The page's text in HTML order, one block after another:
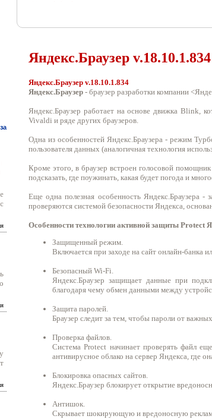
Яндекс.Браузер v.18.10.1.834
Яндекс.Браузер v.18.10.1.834
Яндекс.Браузер - браузер разработки компании
Яндекс.Браузер работает на основе движка Blink,
Vivaldi и ряде других браузеров.
Одна из особенностей Яндекс.Браузера - режим
пользователя данных (аналогичная технология
Кроме этого, в браузер встроен голосовой
подсказать, где поужинать, какая будет погода и
Еще одна полезная особенность Яндекс.Браузера
проверяются системой безопасности Яндекса,
Особенности технологии активной защиты Protect
Защищенный режим.
Включается при заходе на сайт онлайн-банка
Безопасный Wi-Fi.
Яндекс.Браузер защищает данные при
благодаря чему обмен данными между
Защита паролей.
Браузер следит за тем, чтобы пароли от
Проверка файлов.
Система Protect начинает проверять файл
антивирусное облако на сервер Яндекса, где
Блокировка опасных сайтов.
Яндекс.Браузер блокирует открытие
Антишок.
Скрывает шокирующую и вредоносную